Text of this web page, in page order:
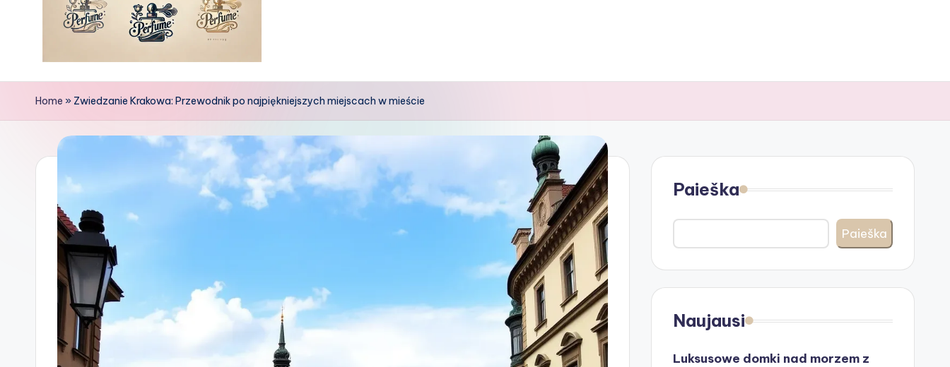
Home » Zwiedzanie Krakowa: Przewodnik po najpiękniejszych miejscach w mieście
Paieška
Paieška
Naujausi
Luksusowe domki nad morzem z